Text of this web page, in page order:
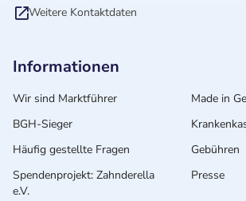
Weitere Kontaktdaten
Informationen
Wir sind Marktführer
Made in
BGH-Sieger
Häufig gestellte Fragen
Gebühren
Spendenprojekt: Zahnderella
e.V.
Presse